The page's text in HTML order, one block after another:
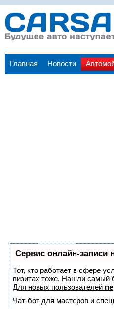
Главная Новости
Сервис онлайн-записи
Тот, кто работает в сфере
визитах тоже. Нашли самый
Для новых пользователей
Чат-бот для мастеров и